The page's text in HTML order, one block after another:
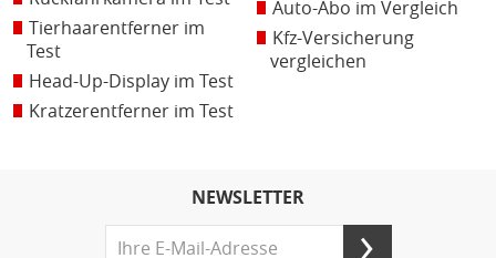
Tierhaarentferner im
Test
Head-Up-Display im Test
Kratzerentferner im Test
Auto-Abo im Vergleich
Kfz-Versicherung
vergleichen
NEWSLETTER